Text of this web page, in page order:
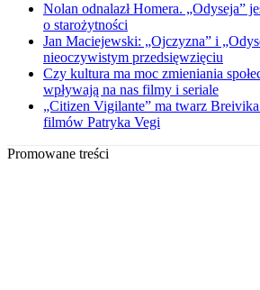
Nolan odnalazł Homera. „Odyseja”
o starożytności
Jan Maciejewski: „Ojczyzna” i
nieoczywistym przedsięwzięciu
Czy kultura ma moc zmieniania
wpływają na nas filmy i seriale
„Citizen Vigilante” ma twarz
filmów Patryka Vegi
Promowane treści